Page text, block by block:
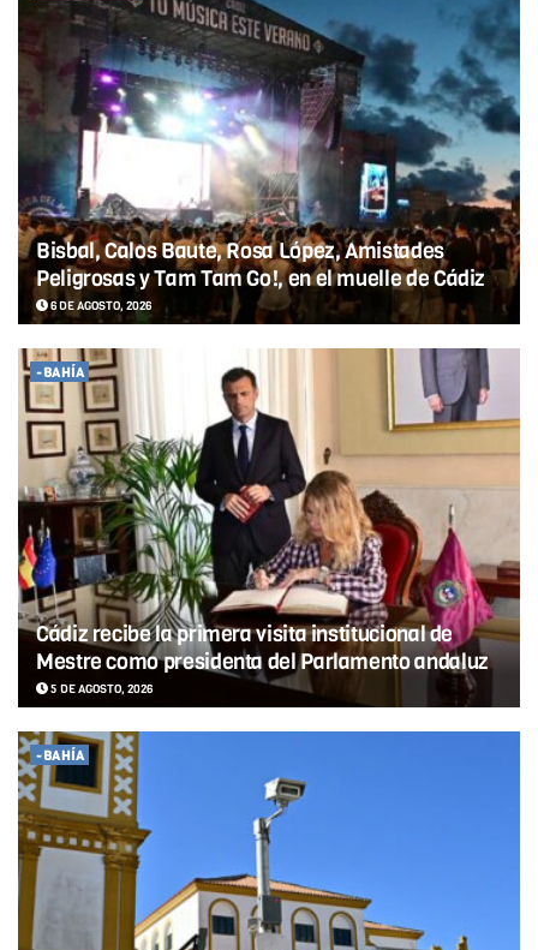
Bisbal, Calos Baute, Rosa López, Amistades
Peligrosas y Tam Tam Go!, en el muelle de Cádiz
6 DE AGOSTO, 2026
-BAHÍA
Cádiz recibe la primera visita institucional de
Mestre como presidenta del Parlamento andaluz
5 DE AGOSTO, 2026
-BAHÍA